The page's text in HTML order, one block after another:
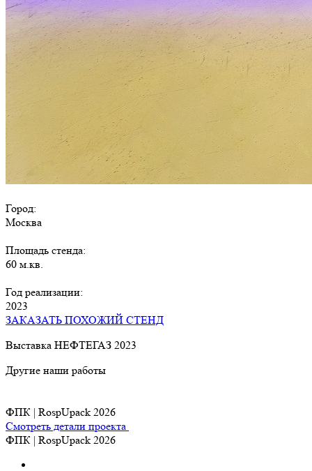
Город:
Москва
Площадь стенда:
60 м.кв.
Год реализации:
2023
ЗАКАЗАТЬ ПОХОЖИЙ СТЕНД
Выставка НЕФТЕГАЗ 2023
Другие наши работы
ФПК | RospUpack 2026
Смотреть детали проекта
ФПК | RospUpack 2026